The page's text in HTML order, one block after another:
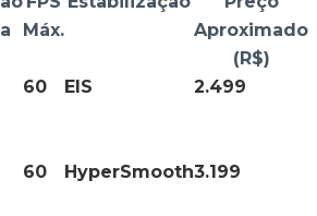
Máx.
Aproximado
(R$)
60 EIS 2.499
60 HyperSmooth3.199